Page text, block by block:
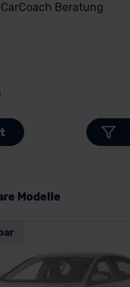
Beratung
Modelle